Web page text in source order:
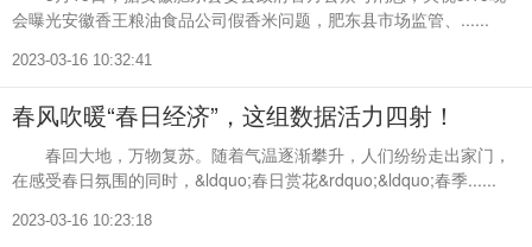
会曝光安徽香王粮油食品公司假香米问题，肥东县市场监管、......
2023-03-16 10:32:41
春风吹暖“春日经济”，这组数据活力四射！
春回大地，万物复苏。随着气温逐渐攀升，人们纷纷走出家门，
在感受春日氛围的同时，&ldquo;春日赏花&rdquo;&ldquo;春季......
2023-03-16 10:23:18